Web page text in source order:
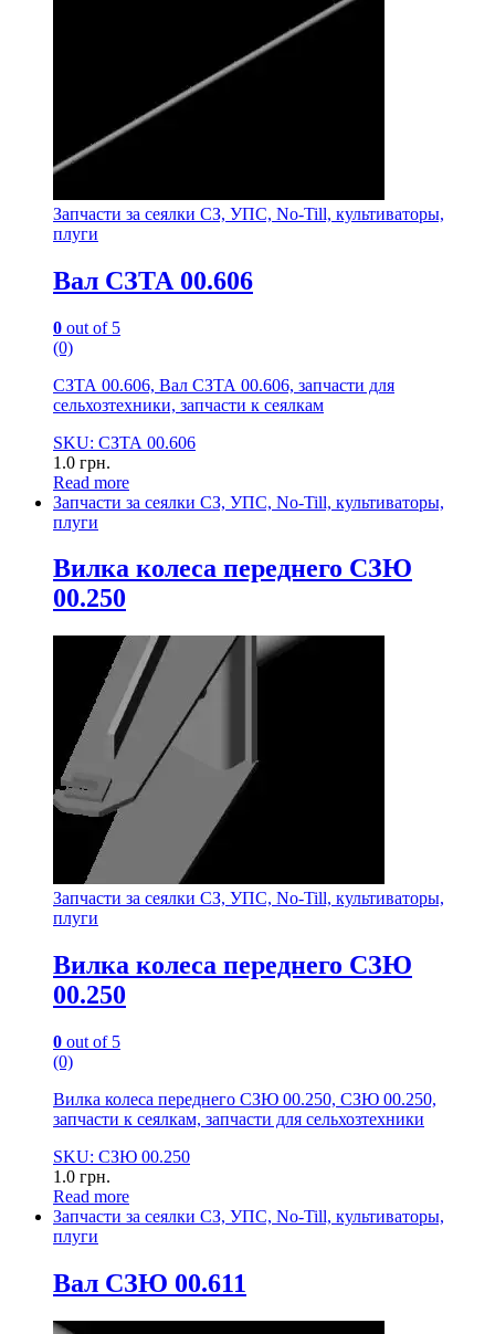
Запчасти за сеялки СЗ, УПС, No-Till, культиваторы,
плуги
Вал СЗТА 00.606
0 out of 5
(0)
СЗТА 00.606, Вал СЗТА 00.606, запчасти для
сельхозтехники, запчасти к сеялкам
SKU: СЗТА 00.606
1.0 грн.
Read more
Запчасти за сеялки СЗ, УПС, No-Till, культиваторы,
плуги
Вилка колеса переднего СЗЮ
00.250
Запчасти за сеялки СЗ, УПС, No-Till, культиваторы,
плуги
Вилка колеса переднего СЗЮ
00.250
0 out of 5
(0)
Вилка колеса переднего СЗЮ 00.250, СЗЮ 00.250,
запчасти к сеялкам, запчасти для сельхозтехники
SKU: СЗЮ 00.250
1.0 грн.
Read more
Запчасти за сеялки СЗ, УПС, No-Till, культиваторы,
плуги
Вал СЗЮ 00.611